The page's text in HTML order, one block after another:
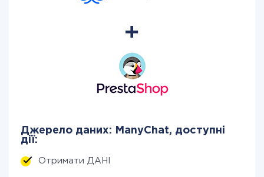
Джерело даних: ManyChat, доступні
дії:
Отримати ДАНІ